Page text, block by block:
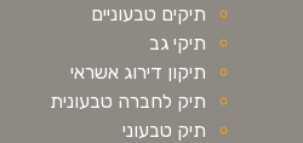
תיקים טבעוניים
תיקי גב
תיקון דירוג אשראי
תיק לחברה טבעונית
תיק טבעוני